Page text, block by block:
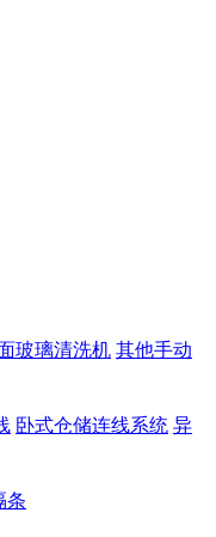
玻璃清洗机 其他手动
卧式仓储连线系统 异
条